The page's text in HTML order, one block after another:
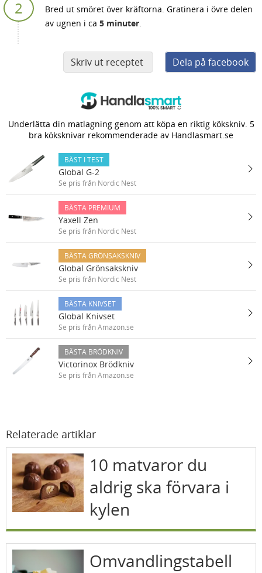
Bred ut smöret över kräftorna. Gratinera i övre delen
av ugnen i ca 5 minuter.
Skriv ut receptet Dela på facebook
Underlätta din matlagning genom att köpa en riktig kökskniv. 5
bra köksknivar rekommenderade av Handlasmart.se
BÄST I TEST
Global G-2
Se pris från Nordic Nest
BÄSTA PREMIUM
Yaxell Zen
Se pris från Nordic Nest
BÄSTA GRÖNSAKSKNIV
Global Grönsakskniv
Se pris från Nordic Nest
BÄSTA KNIVSET
Global Knivset
Se pris från Amazon.se
BÄSTA BRÖDKNIV
Victorinox Brödkniv
Se pris från Amazon.se
Relaterade artiklar
10 matvaror du
aldrig ska förvara i
kylen
Omvandlingstabell